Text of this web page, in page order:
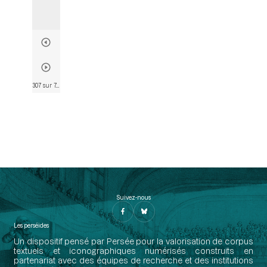
307 sur 746
Suivez-nous
Les perséides
Un dispositif pensé par Persée pour la valorisation de corpus
textuels et iconographiques numérisés construits en
partenariat avec des équipes de recherche et des institutions